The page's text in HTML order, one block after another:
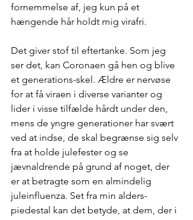
fornemmelse af, jeg kun på et
hængende hår holdt mig virafri.
Det giver stof til eftertanke. Som jeg
ser det, kan Coronaen gå hen og blive
et generations-skel. Ældre er nervøse
for at få viraen i diverse varianter og
lider i visse tilfælde hårdt under den,
mens de yngre generationer har svært
ved at indse, de skal begrænse sig selv
fra at holde julefester og se
jævnaldrende på grund af noget, der
er at betragte som en almindelig
juleinfluenza. Set fra min alders-
piedestal kan det betyde, at dem, der i